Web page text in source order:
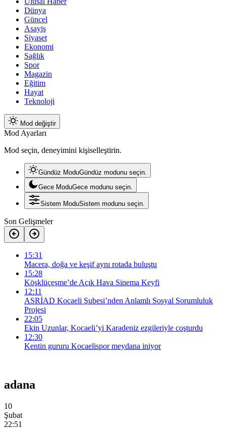
Dünya
Güncel
Asayiş
Siyaset
Ekonomi
Sağlık
Spor
Magazin
Eğitim
Hayat
Teknoloji
Mod değiştir
Mod Ayarları
Mod seçin, deneyimini kişiselleştirin.
Gündüz ModuGündüz modunu seçin.
Gece ModuGece modunu seçin.
Sistem ModuSistem modunu seçin.
Son Gelişmeler
15:31
Macera, doğa ve keşif aynı rotada buluştu
15:28
Köşklüçeşme’de Açık Hava Sinema Keyfi
12:11
ASRİAD Kocaeli Şubesi’nden Anlamlı Sosyal Sorumluluk
Projesi
22:05
Ekin Uzunlar, Kocaeli’yi Karadeniz ezgileriyle coşturdu
12:30
Kentin gururu Kocaelispor meydana iniyor
adana
10
Şubat
22:51